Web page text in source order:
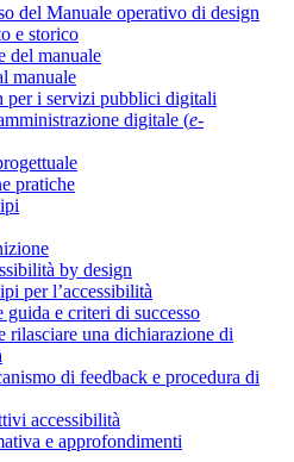
del Manuale operativo di design
e storico
del manuale
manuale
per i servizi pubblici digitali
digitale (e-
pratiche
by design
per l’accessibilità
guida e criteri di successo
rilasciare una dichiarazione di
di feedback e procedura di
accessibilità
e approfondimenti